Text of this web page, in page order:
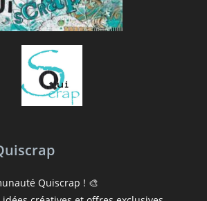
Quiscrap ! 🎨